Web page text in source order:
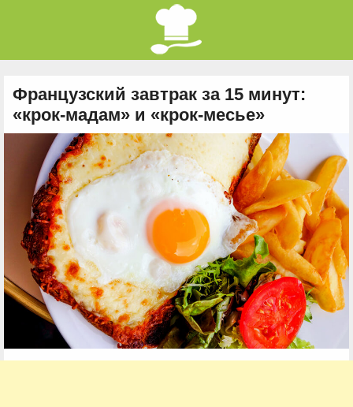
Французский завтрак за 15 минут:
«крок-мадам» и «крок-месье»